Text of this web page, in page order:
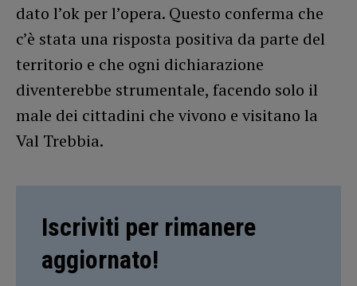
dato l’ok per l’opera. Questo conferma che
c’è stata una risposta positiva da parte del
territorio e che ogni dichiarazione
diventerebbe strumentale, facendo solo il
male dei cittadini che vivono e visitano la
Val Trebbia.
Iscriviti per rimanere
aggiornato!